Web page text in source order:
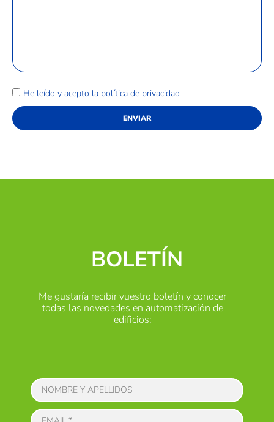
He leído y acepto la política de privacidad
ENVIAR
BOLETÍN
Me gustaría recibir vuestro boletín y conocer
todas las novedades en automatización de
edificios: